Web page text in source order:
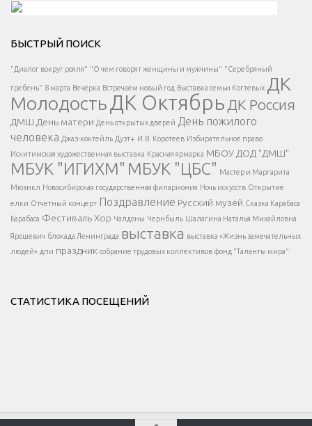
Есть вопрос?
Напишите нам
</span >
Написать
</button >
</div >
</div > </div >
БЫСТРЫЙ ПОИСК
"Диалог вокруг рояля" "О чем говорят женщины и мужчины" "Серебряный
гребень" 8 марта Вечёрка Встречаем новый год Выставка семьи Когтевых ДК
МолодостьДК Октябрь ДК Россия
ДМШ День матери День открытых дверей День пожилого
человека Джаз-коктейль Дуэт+ И.В. Коротеев Избирательное право
Искитимская художественная выставка Красная ярмарка МБОУ ДОД "ДМШ"
МБУК "ИГИХМ" МБУК "ЦБС" Мастер и Маргарита
Мюзикл Новосибирская государственная филармония Ночь искусств Открытие
елки Отчетный концерт Поздравление Русский музей Сказка Карабаса
Барабаса Фестиваль Хор Чалдоны Чернбыль Шалагина Наталья Михайловна
Ярошевич блокада Ленинграда выставка выставка «Жизнь замечательных
людей» дпи праздник собрание трудовых коллективов фонд "Таланты мира"
СТАТИСТИКА ПОСЕЩЕНИЙ